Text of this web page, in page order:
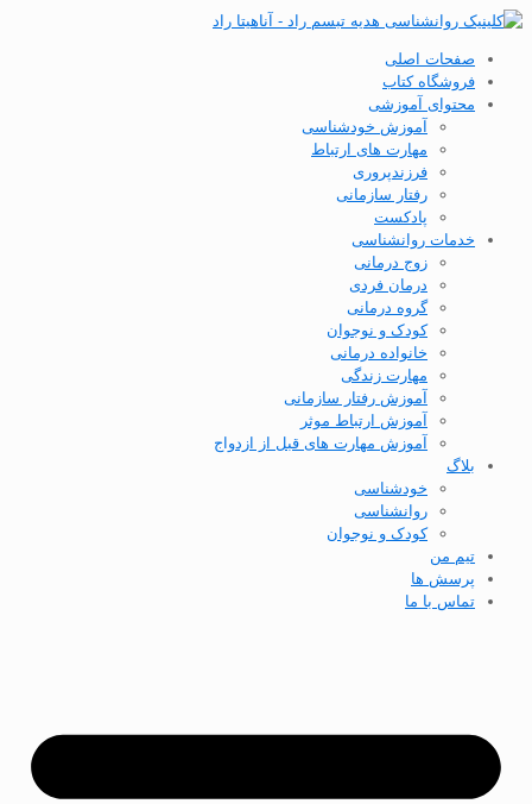
صفحات اصلی
فروشگاه کتاب
محتوای آموزشی
آموزش خودشناسی
مهارت های ارتباط
فرزندپروری
رفتار سازمانی
پادکست
خدمات روانشناسی
زوج درمانی
درمان فردی
گروه درمانی
کودک و نوجوان
خانواده درمانی
مهارت زندگی
آموزش رفتار سازمانی
آموزش ارتباط موثر
آموزش مهارت های قبل از ازدواج
بلاگ
خودشناسی
روانشناسی
کودک و نوجوان
تیم من
پرسش ها
تماس با ما